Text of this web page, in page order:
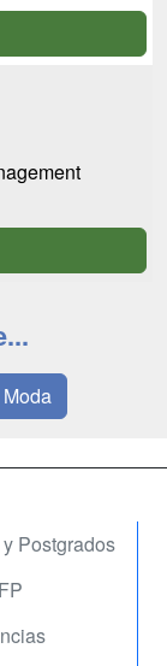
Moda
Postgrados